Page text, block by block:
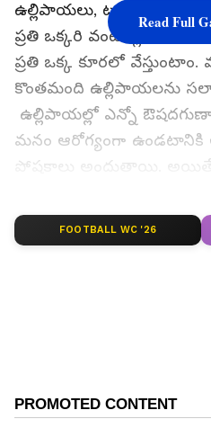
ఉల్లిపాయలు, టమాటాలు,
ప్రతి ఒక్కరి వంటింట్లో
ప్రతి ఒక్క కూరలో వేస్తుంటాం.
కొంతమంది ఉల్లిపాయలను
ఉల్లిపాయల్లో ఎన్నో
మనం ఆరోగ్యంగా
పోషకాలు అందుతాయి. అయితే
ఆలోచించారా? పదండి దీనికి
తెలుసుకుందాం..
Read Full
FOOTBALL WC '26